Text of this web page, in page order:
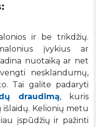
ir be trikdžių.
įvykius ar
nuotaiką ar net
nesklandumų,
Tai galite padaryti
draudimą, kuris
Kelionių metu
įspūdžių ir pažinti